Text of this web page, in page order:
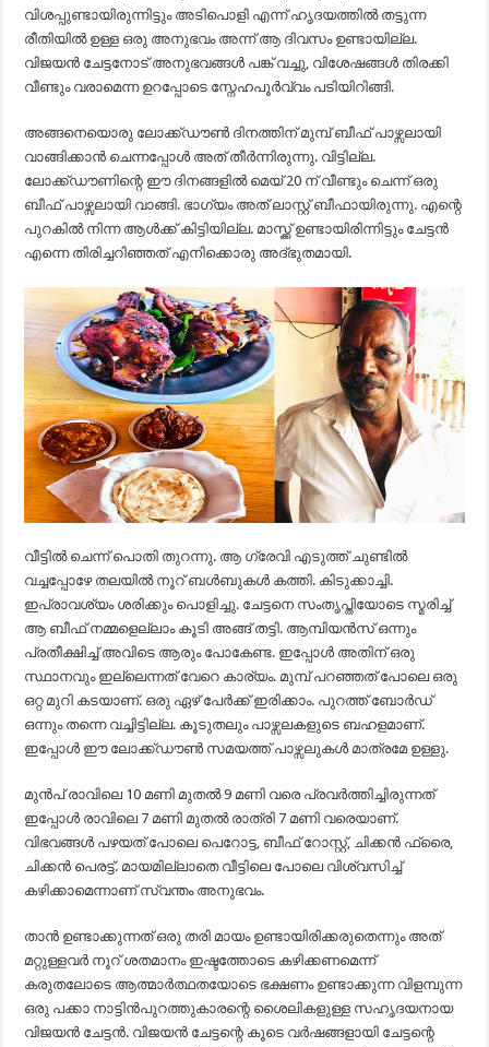
വിശപ്പുണ്ടായിരുന്നിട്ടും അടിപൊളി എന്ന് ഹൃദയത്തിൽ തട്ടുന്ന
രീതിയിൽ ഉള്ള ഒരു അനുഭവം അന്ന് ആ ദിവസം ഉണ്ടായില്ല.
വിജയൻ ചേട്ടനോട് അനുഭവങ്ങൾ പങ്ക് വച്ചു, വിശേഷങ്ങൾ തിരക്കി
വീണ്ടും വരാമെന്ന ഉറപ്പോടെ സ്നേഹപൂർവ്വം പടിയിറിങ്ങി.
അങ്ങനെയൊരു ലോക്ക്ഡൗൺ ദിനത്തിന് മുമ്പ് ബീഫ് പാഴ്സലായി
വാങ്ങിക്കാൻ ചെന്നപ്പോൾ അത് തീർന്നിരുന്നു. വിട്ടില്ല.
ലോക്ക്ഡൗണിന്റെ ഈ ദിനങ്ങളിൽ മെയ് 20 ന് വീണ്ടും ചെന്ന് ഒരു
ബീഫ് പാഴ്സലായി വാങ്ങി. ഭാഗ്യം അത് ലാസ്റ്റ് ബീഫായിരുന്നു. എന്റെ
പുറകിൽ നിന്ന ആൾക്ക് കിട്ടിയില്ല. മാസ്ക്ക് ഉണ്ടായിരിന്നിട്ടും ചേട്ടൻ
എന്നെ തിരിച്ചറിഞ്ഞത് എനിക്കൊരു അദ്‌ഭുതമായി.
വീട്ടിൽ ചെന്ന് പൊതി തുറന്നു. ആ ഗ്രേവി എടുത്ത് ചുണ്ടിൽ
വച്ചപ്പോഴേ തലയിൽ നൂറ് ബൾബുകൾ കത്തി. കിടുക്കാച്ചി.
ഇപ്രാവശ്യം ശരിക്കും പൊളിച്ചു. ചേട്ടനെ സംതൃപ്തിയോടെ സ്മരിച്ച്
ആ ബീഫ് നമ്മളെല്ലാം കൂടി അങ്ങ് തട്ടി. ആമ്പിയൻസ് ഒന്നും
പ്രതീക്ഷിച്ച് അവിടെ ആരും പോകേണ്ട. ഇപ്പോൾ അതിന് ഒരു
സ്ഥാനവും ഇല്ലെന്നത് വേറെ കാര്യം. മുമ്പ് പറഞ്ഞത് പോലെ ഒരു
ഒറ്റ മുറി കടയാണ്. ഒരു ഏഴ് പേർക്ക് ഇരിക്കാം. പുറത്ത് ബോർഡ്
ഒന്നും തന്നെ വച്ചിട്ടില്ല. കൂടുതലും പാഴ്സലകളുടെ ബഹളമാണ്.
ഇപ്പോൾ ഈ ലോക്ക്ഡൗൺ സമയത്ത് പാഴ്സലുകൾ മാത്രമേ ഉള്ളു.
മുൻപ് രാവിലെ 10 മണി മുതൽ 9 മണി വരെ പ്രവർത്തിച്ചിരുന്നത്
ഇപ്പോൾ രാവിലെ 7 മണി മുതൽ രാത്രി 7 മണി വരെയാണ്.
വിഭവങ്ങൾ പഴയത് പോലെ പെറോട്ട, ബീഫ് റോസ്റ്റ്, ചിക്കൻ ഫ്രൈ,
ചിക്കൻ പെരട്ട്. മായമില്ലാതെ വീട്ടിലെ പോലെ വിശ്വസിച്ച്
കഴിക്കാമെന്നാണ് സ്വന്തം അനുഭവം.
താൻ ഉണ്ടാക്കുന്നത് ഒരു തരി മായം ഉണ്ടായിരിക്കരുതെന്നും അത്
മറ്റുള്ളവർ നൂറ് ശതമാനം ഇഷ്ടത്തോടെ കഴിക്കണമെന്ന്
കരുതലോടെ ആത്മാർത്ഥതയോടെ ഭക്ഷണം ഉണ്ടാക്കുന്ന വിളമ്പുന്ന
ഒരു പക്കാ നാട്ടിൻപുറത്തുകാരന്റെ ശൈലികളുള്ള സഹൃദയനായ
വിജയൻ ചേട്ടൻ. വിജയൻ ചേട്ടന്റെ കൂടെ വർഷങ്ങളായി ചേട്ടന്റെ